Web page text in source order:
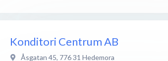
Konditori Centrum AB
Åsgatan 45, 776 31 Hedemora